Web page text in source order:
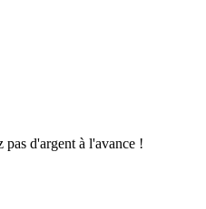
pas d'argent à l'avance !